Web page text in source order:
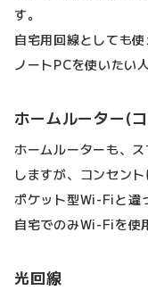
す。
自宅用回線としても
ノートPCを使いたい
ホームルーター(
ホームルーターも、
しますが、コンセン
ポケット型Wi-Fiと違
自宅でのみWi-Fiを使
光回線